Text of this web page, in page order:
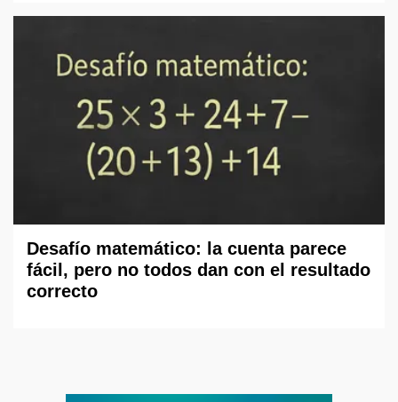
Desafío matemático: la cuenta parece
fácil, pero no todos dan con el resultado
correcto